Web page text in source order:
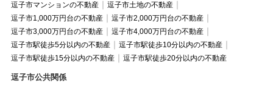
逗子市マンションの不動産
逗子市土地の不動産
逗子市1,000万円台の不動産
逗子市2,000万円台の不動産
逗子市3,000万円台の不動産
逗子市4,000万円台の不動産
逗子市駅徒歩5分以内の不動産
逗子市駅徒歩10分以内の不動産
逗子市駅徒歩15分以内の不動産
逗子市駅徒歩20分以内の不動産
逗子市公共関係